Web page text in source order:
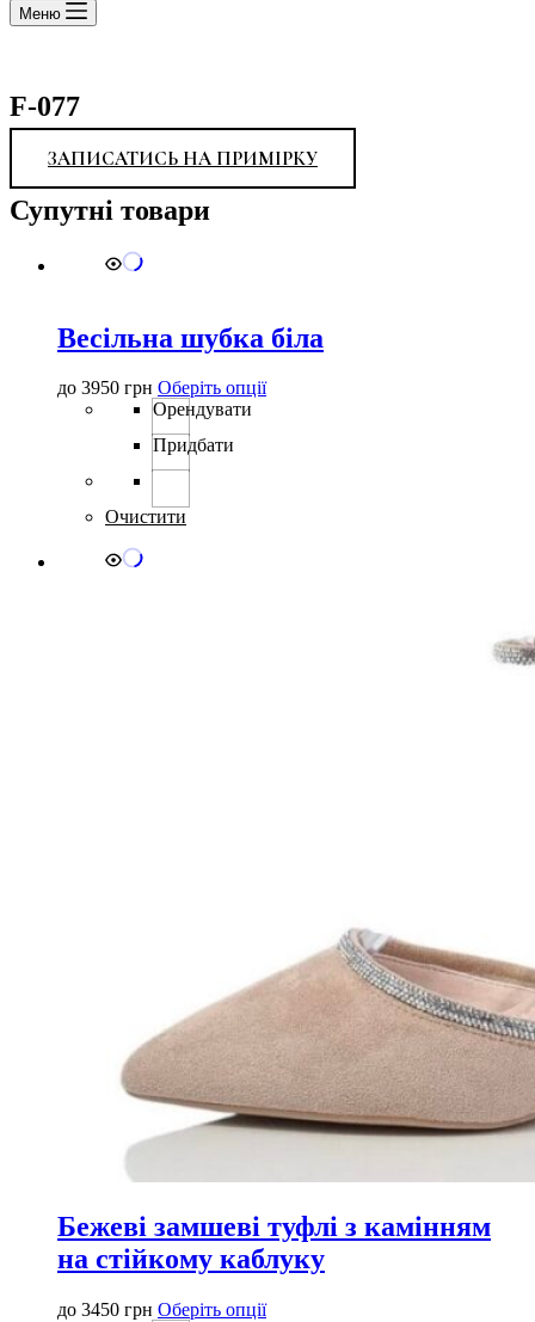
Меню
F-077
ЗАПИСАТИСЬ НА ПРИМІРКУ
Супутні товари
Весільна шубка біла
до 3950 грн Оберіть опціїЦей
Орендувати
Придбати
Очистити
Бежеві замшеві туфлі з камінням
на стійкому каблуку
до 3450 грн Оберіть опціїЦей